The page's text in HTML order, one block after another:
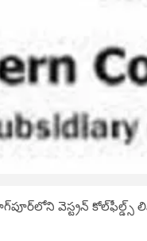
వెస్ట్రన్‌ కోల్‌ఫీల్డ్స్‌